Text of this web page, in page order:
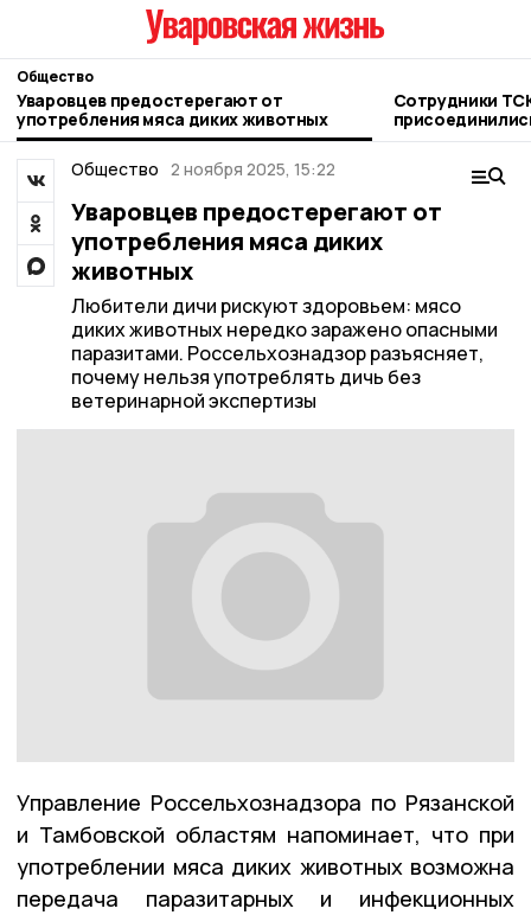
Общество
Уваровцев предостерегают от
употребления мяса диких животных
Сотрудники
Общество 2 ноября 2025, 15:22
Уваровцев предостерегают от
употребления мяса диких
животных
Любители дичи рискуют здоровьем: мясо
диких животных нередко заражено опасными
паразитами. Россельхознадзор разъясняет,
почему нельзя употреблять дичь без
ветеринарной экспертизы
Управление Россельхознадзора по Рязанской
и Тамбовской областям напоминает, что при
употреблении мяса диких животных возможна
передача паразитарных и инфекционных